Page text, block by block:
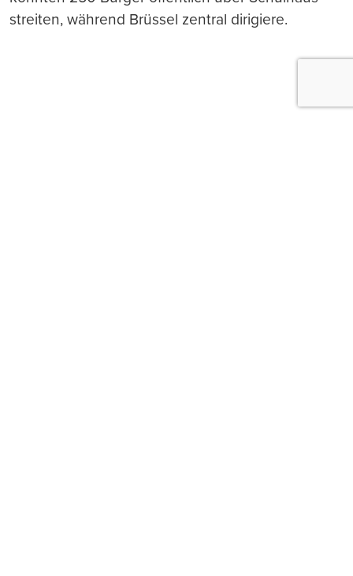
streiten, während Brüssel zentral dirigiere.